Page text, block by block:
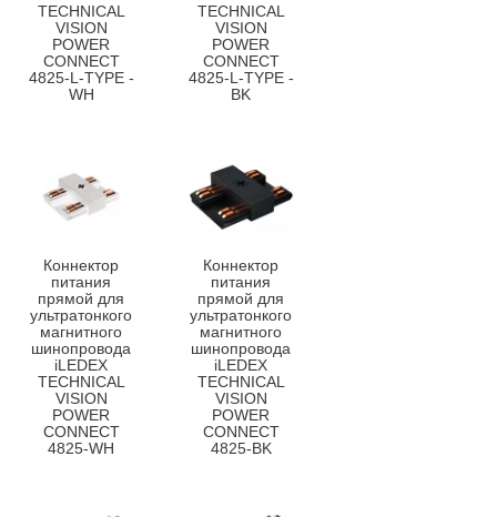
TECHNICAL
VISION
POWER
CONNECT
4825-L-TYPE -
WH
TECHNICAL
VISION
POWER
CONNECT
4825-L-TYPE -
BK
Коннектор
питания
прямой для
ультратонкого
магнитного
шинопровода
iLEDEX
TECHNICAL
VISION
POWER
CONNECT
4825-WH
Коннектор
питания
прямой для
ультратонкого
магнитного
шинопровода
iLEDEX
TECHNICAL
VISION
POWER
CONNECT
4825-BK